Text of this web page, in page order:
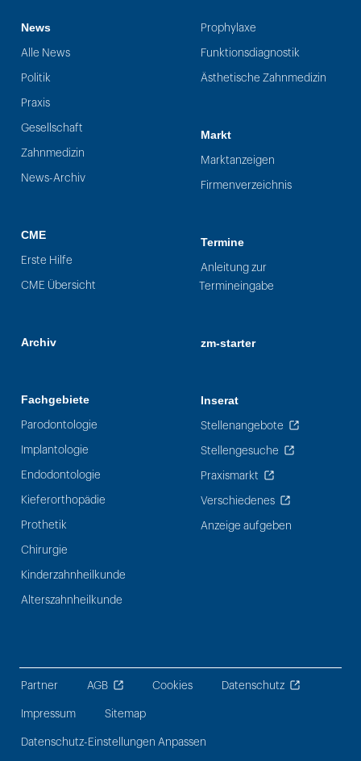
News
Alle News
Politik
Praxis
Gesellschaft
Zahnmedizin
News-Archiv
CME
Erste Hilfe
CME Übersicht
Archiv
Fachgebiete
Parodontologie
Implantologie
Endodontologie
Kieferorthopädie
Prothetik
Chirurgie
Kinderzahnheilkunde
Alterszahnheilkunde
Prophylaxe
Funktionsdiagnostik
Ästhetische Zahnmedizin
Markt
Marktanzeigen
Firmenverzeichnis
Termine
Anleitung zur
Termineingabe
zm-starter
Inserat
Stellenangebote
Stellengesuche
Praxismarkt
Verschiedenes
Anzeige aufgeben
Partner AGB Cookies Datenschutz
Impressum Sitemap
Datenschutz-Einstellungen Anpassen